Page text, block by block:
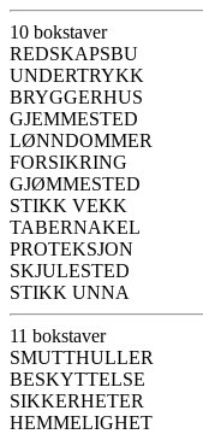
10 bokstaver
REDSKAPSBU
UNDERTRYKK
BRYGGERHUS
GJEMMESTED
LØNNDOMMER
FORSIKRING
GJØMMESTED
STIKK VEKK
TABERNAKEL
PROTEKSJON
SKJULESTED
STIKK UNNA
11 bokstaver
SMUTTHULLER
BESKYTTELSE
SIKKERHETER
HEMMELIGHET